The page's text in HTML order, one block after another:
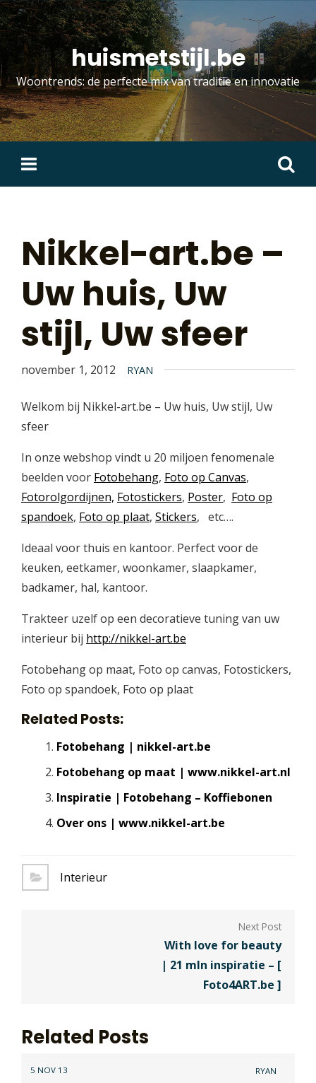
Skip
to
content
huismetstijl.be
Woontrends: de perfecte mix van traditie en innovatie
Zoeken
naar:
Nikkel-art.be –
Uw huis, Uw
stijl, Uw sfeer
november 1, 2012 RYAN
Welkom bij Nikkel-art.be – Uw huis, Uw stijl, Uw
sfeer
In onze webshop vindt u 20 miljoen fenomenale
beelden voor Fotobehang, Foto op Canvas,
Fotorolgordijnen, Fotostickers, Poster, Foto op
spandoek, Foto op plaat, Stickers, etc….
Ideaal voor thuis en kantoor. Perfect voor de
keuken, eetkamer, woonkamer, slaapkamer,
badkamer, hal, kantoor.
Trakteer uzelf op een decoratieve tuning van uw
interieur bij http://nikkel-art.be
Fotobehang op maat, Foto op canvas, Fotostickers,
Foto op spandoek, Foto op plaat
Related Posts:
Fotobehang | nikkel-art.be
Fotobehang op maat | www.nikkel-art.nl
Inspiratie | Fotobehang – Koffiebonen
Over ons | www.nikkel-art.be
Interieur
With love for beauty
| 21 mln inspiratie – [
Foto4ART.be ]
Related Posts
5 NOV 13 RYAN